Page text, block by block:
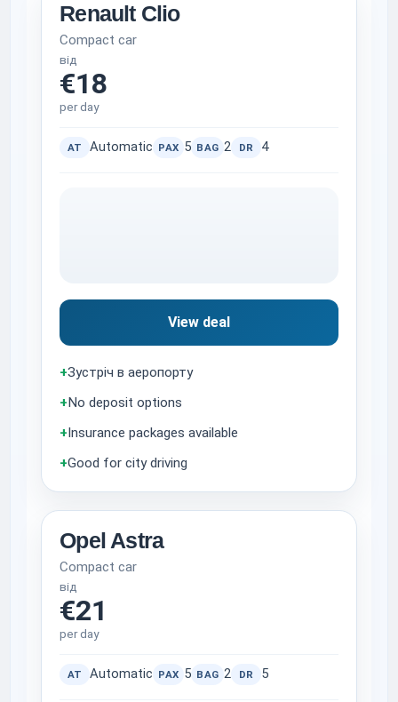
Renault Clio
Compact car
від
€18
per day
AT Automatic PAX 5 BAG 2 DR 4
View deal
+Зустріч в аеропорту
+No deposit options
+Insurance packages available
+Good for city driving
Opel Astra
Compact car
від
€21
per day
AT Automatic PAX 5 BAG 2 DR 5